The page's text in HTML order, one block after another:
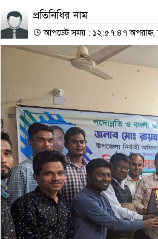
প্রতিনিধির নাম
আপডেট সময় : ১২:৫৭:৪৭ অপরাহ্ন,